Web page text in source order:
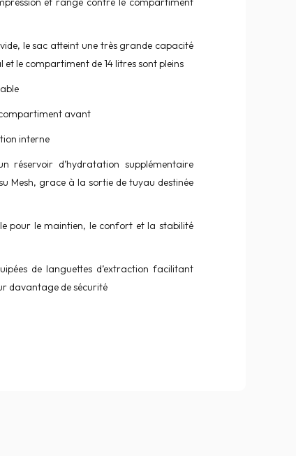
le sac atteint une très grande capacité
le compartiment de 14 litres sont pleins
avant
interne
réservoir d’hydratation supplémentaire
Mesh, grace à la sortie de tuyau destinée
pour le maintien, le confort et la stabilité
de languettes d’extraction facilitant
davantage de sécurité